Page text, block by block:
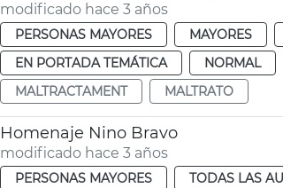
modificado hace 3 años
PERSONAS MAYORES MAYORES
EN PORTADA TEMÁTICA
NORMAL
MALTRACTAMENT
MALTRATO
Homenaje Nino Bravo
modificado hace 3 años
PERSONAS MAYORES TODAS LAS